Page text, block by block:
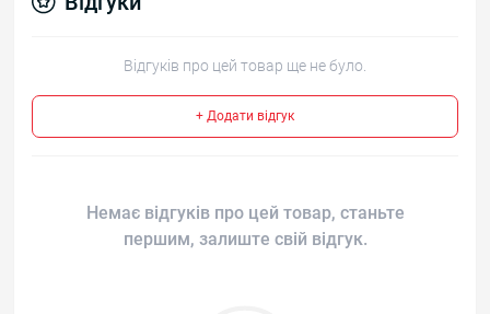
Відгуків про цей товар ще не було.
+ Додати відгук
Немає відгуків про цей товар, станьте
першим, залиште свій відгук.